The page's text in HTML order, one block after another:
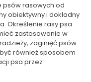
psów rasowych od
obiektywny i dokładny
Określenie rasy psa
zastosowanie w
zaginięć psów
również sposobem
psa przez